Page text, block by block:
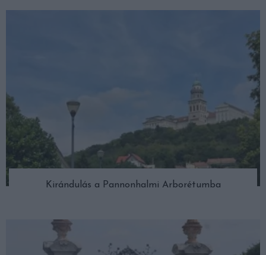
Kirándulás a Pannonhalmi Arborétumba